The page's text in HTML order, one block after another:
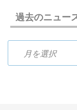
過去のニュー